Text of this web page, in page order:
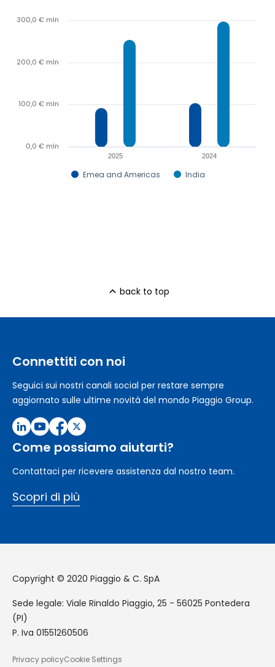
Emea and Americas India
2025 2024
0,0 € mln
100,0 € mln
200,0 € mln
300,0 € mln
back to top
Connettiti con noi
Seguici sui nostri canali social per restare sempre
aggiornato sulle ultime novità del mondo Piaggio Group.
Come possiamo aiutarti?
Contattaci per ricevere assistenza dal nostro team.
Scopri di più
Copyright © 2020 Piaggio & C. SpA
Sede legale: Viale Rinaldo Piaggio, 25 - 56025 Pontedera
(PI)
P. Iva 01551260506
Privacy policyCookie Settings